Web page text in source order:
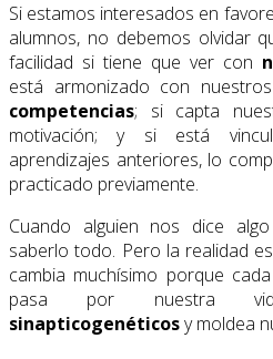
Si estamos interesados en
alumnos, no debemos olvidar
facilidad si tiene que ver con
está armonizado con nuestros
competencias; si capta
motivación; y si está
aprendizajes anteriores, lo
practicado previamente.
Cuando alguien nos dice
saberlo todo. Pero la realidad
cambia muchísimo porque
pasa por nuestra
sinapticogenéticosy moldea